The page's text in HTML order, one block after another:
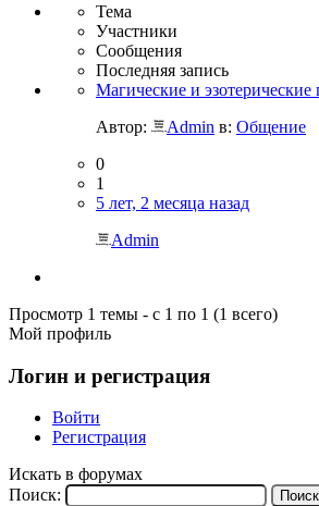
Тема
Участники
Сообщения
Последняя запись
Магические и
Автор:
Admin в: Общение
0
1
5 лет, 2 месяца назад
Admin
Просмотр 1 темы - с 1 по 1 (1 всего)
Мой профиль
Логин и регистрация
Войти
Регистрация
Искать в форумах
Поиск: